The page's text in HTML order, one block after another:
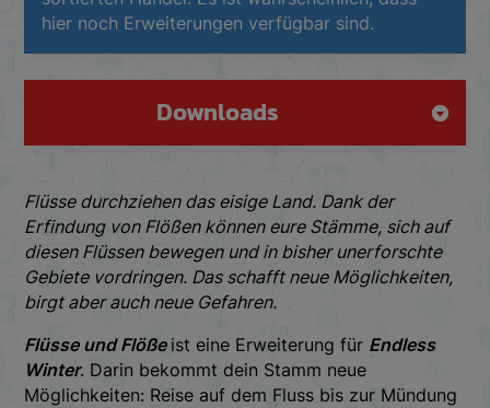
hier noch Erweiterungen verfügbar sind.
Downloads
Flüsse durchziehen das eisige Land. Dank der
Erfindung von Flößen können eure Stämme, sich auf
diesen Flüssen bewegen und in bisher unerforschte
Gebiete vordringen. Das schafft neue Möglichkeiten,
birgt aber auch neue Gefahren.
Flüsse und Flöße ist eine Erweiterung für Endless
Winter. Darin bekommt dein Stamm neue
Möglichkeiten: Reise auf dem Fluss bis zur Mündung